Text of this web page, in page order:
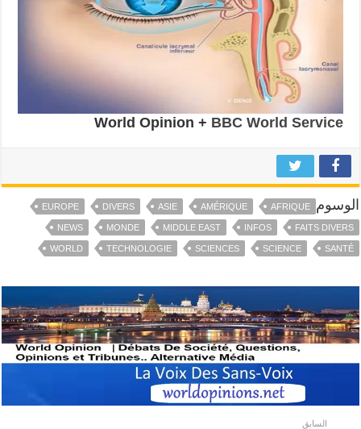
World Opinion +BBC World Service
الوسوم AFRIQUE
AMÉRIQUE
ASIE
DIVERS
EUROPE
FAITS DIVERS
INFOS
MIDDLE EAST
MONDE
NEWS
SANTÉ
SCIENCE
SCIENCES
TECHNOLOGIE
WORLD
السابق